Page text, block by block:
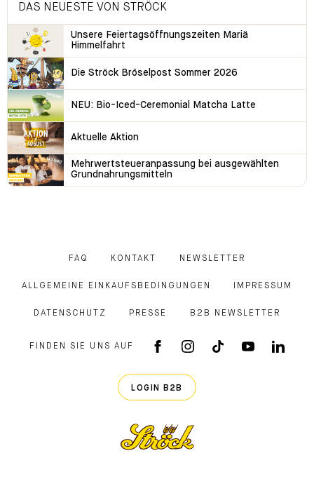
DAS NEUESTE VON STRÖCK
Unsere Feiertagsöffnungszeiten Mariä
Himmelfahrt
Die Ströck Bröselpost Sommer 2026
NEU: Bio-Iced-Ceremonial Matcha Latte
Aktuelle Aktion
Mehrwertsteueranpassung bei ausgewählten
Grundnahrungsmitteln
FAQ KONTAKT NEWSLETTER
ALLGEMEINE EINKAUFSBEDINGUNGEN IMPRESSUM
DATENSCHUTZ PRESSE B2B NEWSLETTER
FINDEN SIE UNS AUF
FACEBOOK APP
INSTAGRAM
TIKTOKYOUTUBE
LOGIN B2B